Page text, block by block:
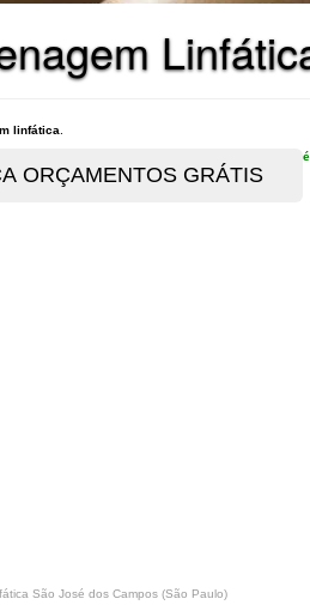
linfática
São José dos Campos (São Paulo)